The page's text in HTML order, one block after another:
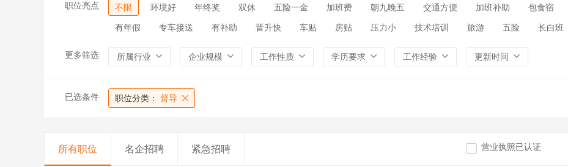
职位亮点 不限 环境好 年终奖 双休 五险一金 加班费 朝九晚五 交通方便 加班补助 包食宿
有年假 专车接送 有补助 晋升快 车贴 房贴 压力小 技术培训 旅游 五险 长白班
更多筛选 所属行业 企业规模 工作性质 学历要求 工作经验 更新时间
已选条件 职位分类： 督导
所有职位 名企招聘 紧急招聘 营业执照已认证